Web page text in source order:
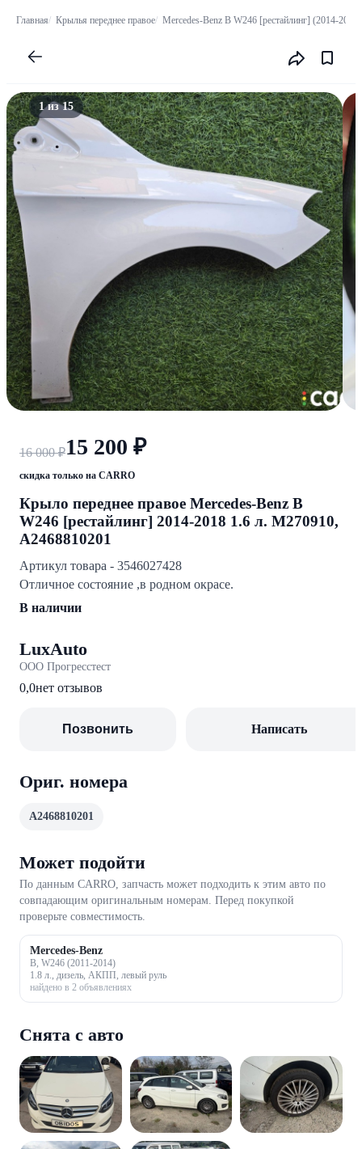
Главная Крылья переднее правое Mercedes-Benz B W246 [рестайлинг] (2014-2018)
1 из 15
16 000 ₽15 200 ₽
скидка только на CARRO
Крыло переднее правое Mercedes-Benz B
W246 [рестайлинг] 2014-2018 1.6 л. M270910,
A2468810201
Артикул товара - 3546027428
Отличное состояние ,в родном окрасе.
В наличии
LuxAuto
ООО Прогресстест
0,0нет отзывов
Позвонить Написать
Ориг. номера
A2468810201
Может подойти
По данным CARRO, запчасть может подходить к этим авто по
совпадающим оригинальным номерам. Перед покупкой
проверьте совместимость.
Mercedes-Benz
B, W246 (2011-2014)
1.8 л., дизель, АКПП, левый руль
найдено в 2 объявлениях
Снята с авто